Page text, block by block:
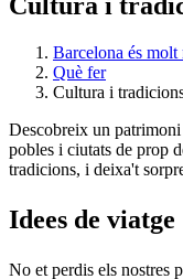
Barcelona és molt
Què fer
Cultura i
Descobreix un patrimoni
pobles i ciutats de prop
tradicions, i deixa't
Idees de viatge
No et perdis els nostres